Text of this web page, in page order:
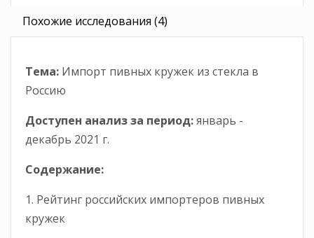
Похожие исследования (4)
Тема: Импорт пивных кружек из стекла в
Россию
Доступен анализ за период:январь -
декабрь 2021 г.
Содержание:
1. Рейтинг российских импортеров пивных
кружек